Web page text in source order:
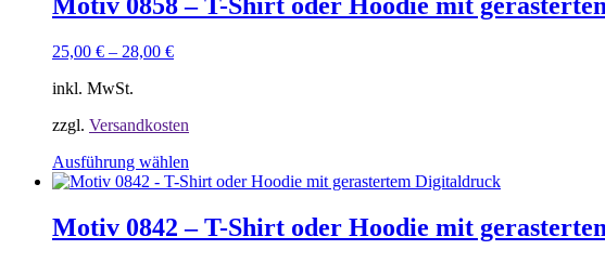
Varianten
der
gewählt
werden
Motiv 0858 – T-Shirt oder Hoodie mit
25,00 € – 28,00 €
inkl. MwSt.
zzgl. Versandkosten
Ausführung wählen
Produkt
mehrere
Varianten
Motiv 0842 – T-Shirt oder Hoodie mit